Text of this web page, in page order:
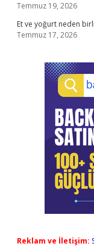
Temmuz 19, 2026
Et ve yoğurt neden
Temmuz 17, 2026
Reklam ve İletişim: